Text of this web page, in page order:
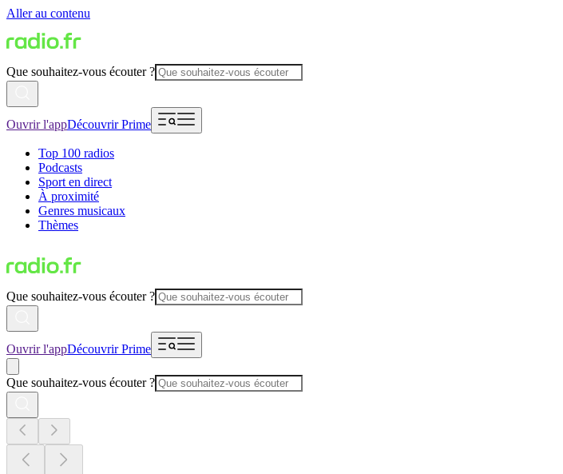
Aller au contenu
Que souhaitez-vous écouter ?
Ouvrir l'appDécouvrir Prime
Top 100 radios
Podcasts
Sport en direct
À proximité
Genres musicaux
Thèmes
Que souhaitez-vous écouter ?
Ouvrir l'appDécouvrir Prime
Que souhaitez-vous écouter ?